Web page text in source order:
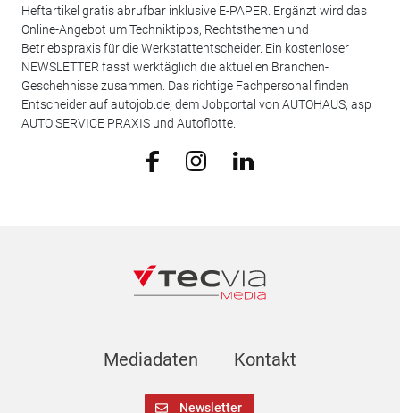
Heftartikel gratis abrufbar inklusive E-PAPER. Ergänzt wird das
Online-Angebot um Techniktipps, Rechtsthemen und
Betriebspraxis für die Werkstattentscheider. Ein kostenloser
NEWSLETTER fasst werktäglich die aktuellen Branchen-
Geschehnisse zusammen. Das richtige Fachpersonal finden
Entscheider auf autojob.de, dem Jobportal von AUTOHAUS, asp
AUTO SERVICE PRAXIS und Autoflotte.
Mediadaten Kontakt
Newsletter